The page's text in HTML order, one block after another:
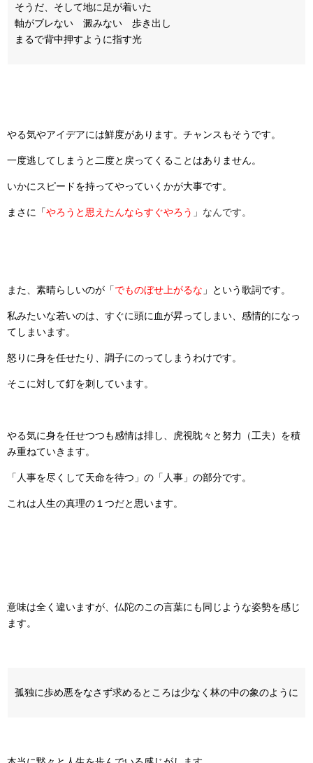
そうだ、そして地に足が着いた
軸がブレない 澱みない 歩き出し
まるで背中押すように指す光
やる気やアイデアには鮮度があります。チャンスもそうです。
一度逃してしまうと二度と戻ってくることはありません。
いかにスピードを持ってやっていくかが大事です。
まさに「やろうと思えたんならすぐやろう 」なんです。
また、素晴らしいのが「でものぼせ上がるな 」という歌詞です。
私みたいな若いのは、すぐに頭に血が昇ってしまい、感情的になっ
てしまいます。
怒りに身を任せたり、調子にのってしまうわけです。
そこに対して釘を刺しています。
やる気に身を任せつつも感情は排し、虎視眈々と努力（工夫）を積
み重ねていきます。
「人事を尽くして天命を待つ」の「人事」の部分です。
これは人生の真理の１つだと思います。
意味は全く違いますが、仏陀のこの言葉にも同じような姿勢を感じ
ます。
孤独に歩め悪をなさず求めるところは少なく林の中の象のように